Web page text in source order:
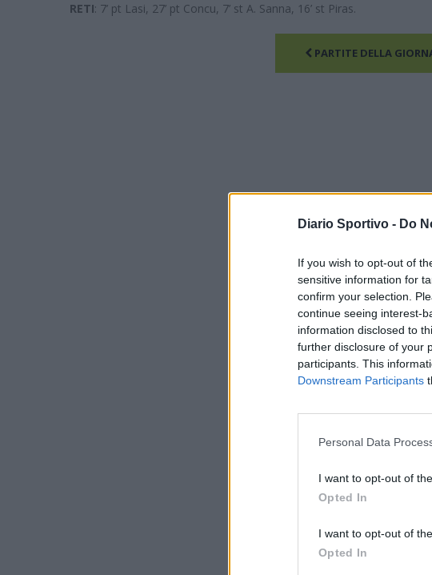
Diario Sportivo - Do
If you wish to opt-out of
sensitive information for
confirm your selection.
continue seeing interest-
information disclosed to
further disclosure of your
participants. This
Downstream Participants
Personal Data
I want to opt-out of
Opted In
I want to opt-out of
Opted In
RETI: 7’ pt Lasi, 27’ pt Concu, 7’ st A. Sanna, 16’ st Piras.
PARTITE DELLA